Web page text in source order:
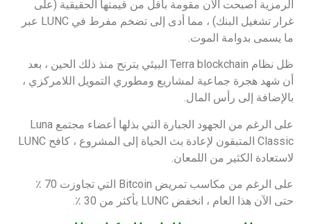
الرمزية أصبحت الآن مقومة بأقل من قيمتها الحقيقية (على
غرار تشغيل البنك) ، مما أدى إلى تضخم مفرط في LUNC عبر
ما يسمى بدوامة الموت.
ظل نظام Terra blockchain البيئي يترنح منذ ذلك الحين ، بعد
أن شهد هجرة جماعية لمشاريع ومطوري التمويل اللامركزي ،
بالإضافة إلى رأس المال.
على الرغم من الجهود الجبارة التي بذلها أعضاء مجتمع Luna
Classic المتبقون لإعادة بث الحياة إلى المشروع ، كافح LUNC
لاستعادة الكثير من اللمعان.
على الرغم من مكاسب تمريض Bitcoin التي تجاوزت 70 ٪
حتى الآن هذا العام ، انخفض LUNC بأكثر من 30 ٪.